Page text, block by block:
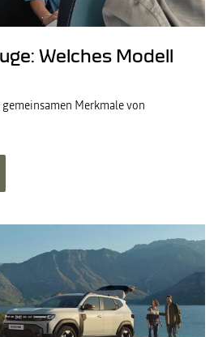
Welches Modell
Merkmale von